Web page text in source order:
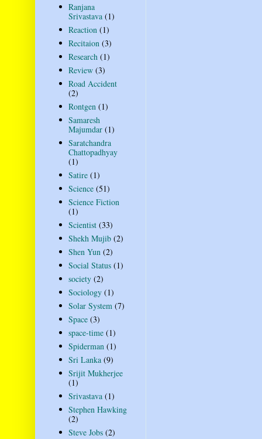
Ranjana
Srivastava (1)
Reaction (1)
Recitaion (3)
Research (1)
Review (3)
Road Accident
(2)
Rontgen (1)
Samaresh
Majumdar (1)
Saratchandra
Chattopadhyay
(1)
Satire (1)
Science (51)
Science Fiction
(1)
Scientist (33)
Shekh Mujib (2)
Shen Yun (2)
Social Status (1)
society (2)
Sociology (1)
Solar System (7)
Space (3)
space-time (1)
Spiderman (1)
Sri Lanka (9)
Srijit Mukherjee
(1)
Srivastava (1)
Stephen Hawking
(2)
Steve Jobs (2)